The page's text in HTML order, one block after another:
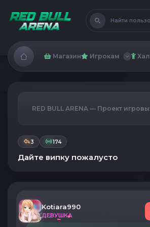
Найти
Магазин Игрокам
RED BULL ARENA — Проект
3 174
Дайте випку пожалусто
Kotiara990
ДЕВУШКА